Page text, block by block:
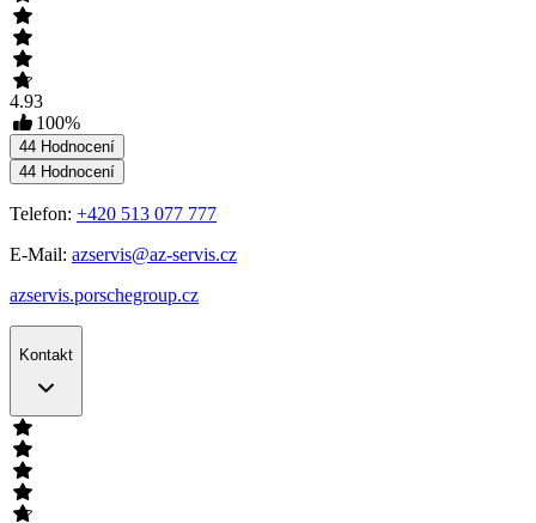
4.93
100%
44 Hodnocení
44 Hodnocení
Telefon: +420 513 077 777
E-Mail: azservis@az-servis.cz
azservis.porschegroup.cz
Kontakt